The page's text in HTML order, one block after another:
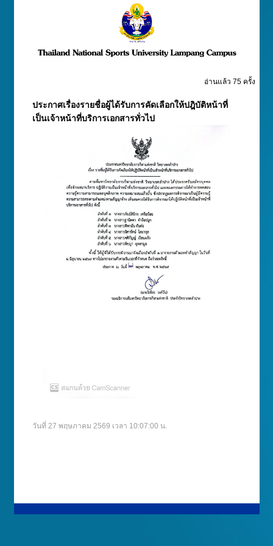
อ่านแล้ว 75 ครั้ง
ประกาศเรื่องรายชื่อผู้ได้รับการคัดเลือกให้ปฎิบัติหน้าที่
เป็นเจ้าหน้าที่บริการเอกสารทั่วไป
วันที่ 27 พฤษภาคม 2569 เวลา 10:07:00 น.